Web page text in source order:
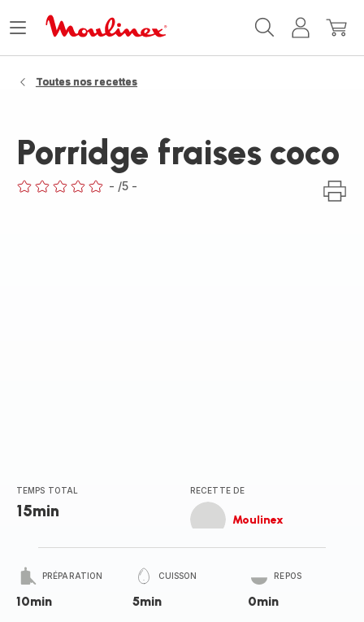
MonMon
Ouvrir
Toutes nos recettes
Porridge fraises coco
- /5 -
TEMPS TOTAL
15min
RECETTE DE
Moulinex
PRÉPARATION
10min
CUISSON
5min
REPOS
0min